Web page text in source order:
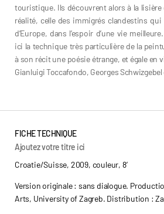
touristique. Ils découvrent alors à la lisière
réalité, celle des immigrés clandestins
d’Europe, dans l’espoir d’une vie
ici la technique très particulière de la
à son récit une poésie étrange, et égale
Gianluigi Toccafondo, Georges
FICHE TECHNIQUE
Ajoutez votre titre ici
Croatie/Suisse, 2009, couleur, 8’
Version originale : sans dialogue.
Arts, University of Zagreb. Distribution :